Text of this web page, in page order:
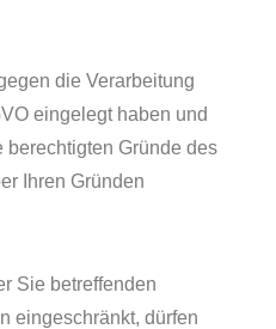
die Verarbeitung
eingelegt haben und
berechtigten Gründe des
Ihren Gründen
Sie betreffenden
eingeschränkt, dürfen